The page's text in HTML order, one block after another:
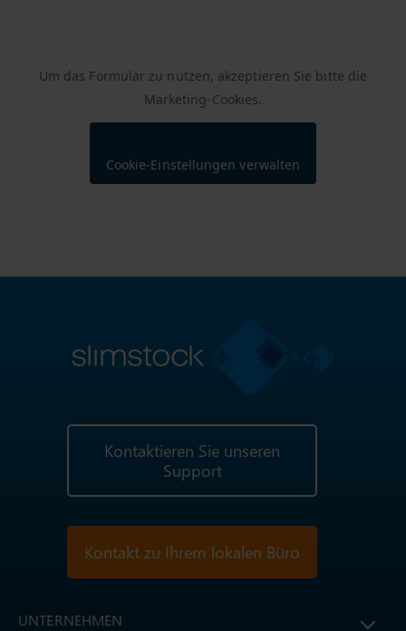
Um das Formular zu nutzen, akzeptieren Sie bitte die
Marketing-Cookies.
Cookie-Einstellungen verwalten
Kontaktieren Sie unseren
Support
Kontakt zu Ihrem lokalen Büro
UNTERNEHMEN